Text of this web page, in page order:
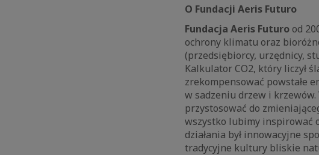
O Fundacji Aeris Futuro
Fundacja Aeris Futurood
ochrony klimatu oraz
(przedsiębiorcy, urzędnicy,
Kalkulator CO2, który liczył
zrekompensować powstałe
w sadzeniu drzew i krzewów.
przystosować do
wszystko lubimy inspirować
działania był innowacyjne
tradycyjne kultury bliskie